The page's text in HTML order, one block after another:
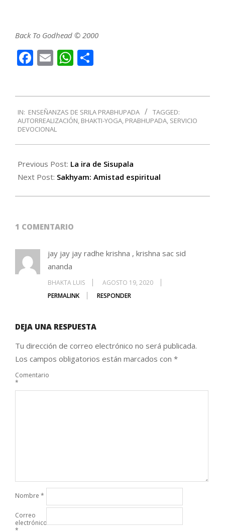
Back To Godhead © 2000
Facebook
EmailWhatsApp
03-
19
IN: ENSEÑANZAS DE SRILA PRABHUPADA
TAGGED:
AUTORREALIZACIÓN, BHAKTI-YOGA, PRABHUPADA, SERVICIO
DEVOCIONAL
Previous Post: La ira de Sisupala
Next Post: Sakhyam: Amistad espiritual
1 COMENTARIO
jay jay jay radhe krishna , krishna sac sid
ananda
BHAKTA LUIS
AGOSTO 19, 2020
PERMALINK
RESPONDER
DEJA UNA RESPUESTA
Tu dirección de correo electrónico no será publicada.
Los campos obligatorios están marcados con *
Comentario
*
Nombre *
Correo
electrónico